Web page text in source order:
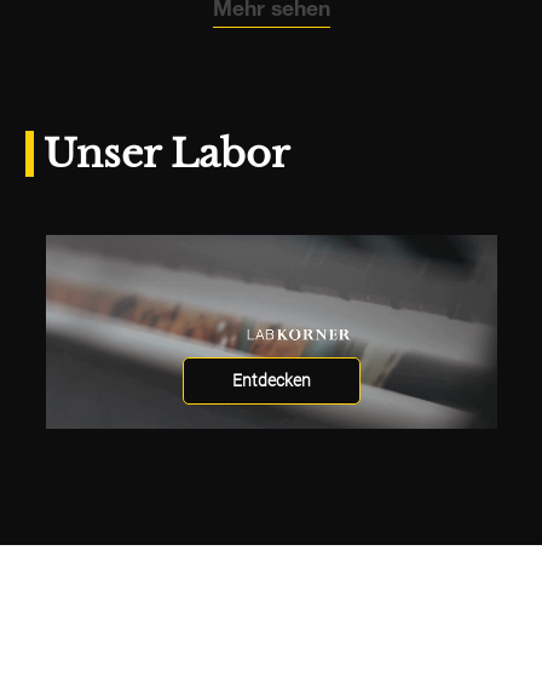
Mehr sehen
Unser Labor
Entdecken